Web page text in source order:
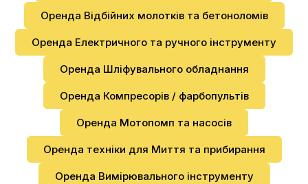
Оренда Відбійних молотків та бетоноломів
Оренда Електричного та ручного інструменту
Оренда Шліфувального обладнання
Оренда Компресорів / фарбопультів
Оренда Мотопомп та насосів
Оренда техніки для Миття та прибирання
Оренда Вимірювального інструменту